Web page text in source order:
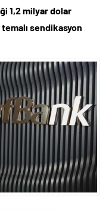
Noktasında Gece
Ödüllü Resim, Şiir ve
Üretim Gücünü
yalnız bırakılmadı
karşı karşıya
1,2 milyar dolar
sendikasyon